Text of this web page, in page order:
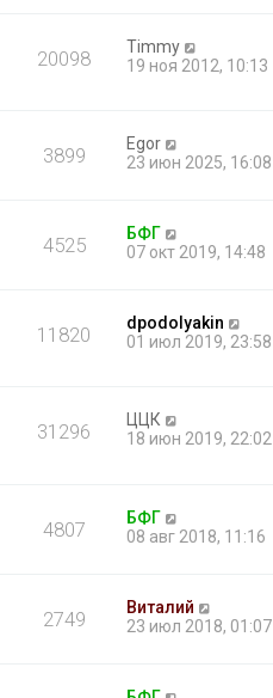
и
20098
Timmy
19 ноя 2012, 10:13
3899
Egor
23 июн 2025, 16:08
4525
БФГ
07 окт 2019, 14:48
11820
dpodolyakin
01 июл 2019, 23:58
31296
ЦЦК
18 июн 2019, 22:02
4807
БФГ
08 авг 2018, 11:16
2749
Виталий
23 июл 2018, 01:07